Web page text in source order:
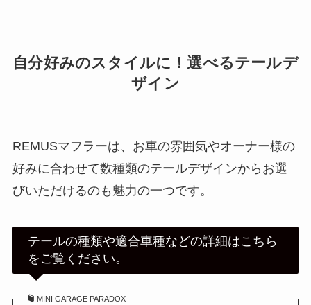
自分好みのスタイルに！選べるテールデ
ザイン
REMUSマフラーは、お車の雰囲気やオーナー様の
好みに合わせて数種類のテールデザインからお選
びいただけるのも魅力の一つです。
テールの種類や適合車種などの詳細はこちら
をご覧ください。
MINI GARAGE PARADOX